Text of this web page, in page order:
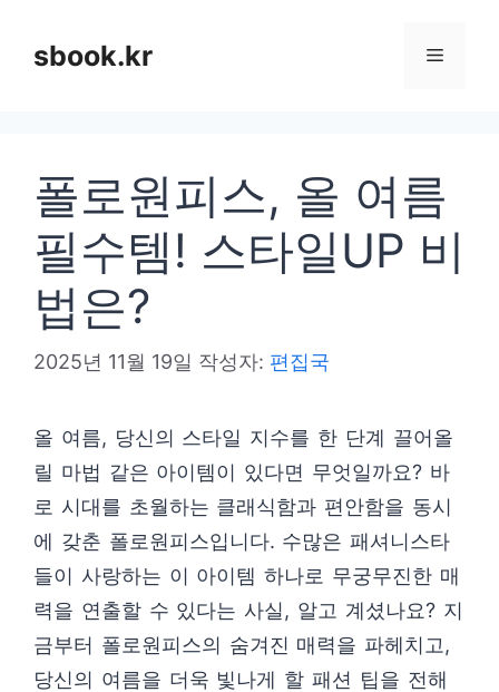
sbook.kr 메
폴로원피스, 올 여름
필수템! 스타일UP 비
법은?
2025년 11월 19일 작성자: 편집국
올 여름, 당신의 스타일 지수를 한 단계 끌어올
릴 마법 같은 아이템이 있다면 무엇일까요? 바
로 시대를 초월하는 클래식함과 편안함을 동시
에 갖춘 폴로원피스입니다. 수많은 패셔니스타
들이 사랑하는 이 아이템 하나로 무궁무진한 매
력을 연출할 수 있다는 사실, 알고 계셨나요? 지
금부터 폴로원피스의 숨겨진 매력을 파헤치고,
당신의 여름을 더욱 빛나게 할 패션 팁을 전해